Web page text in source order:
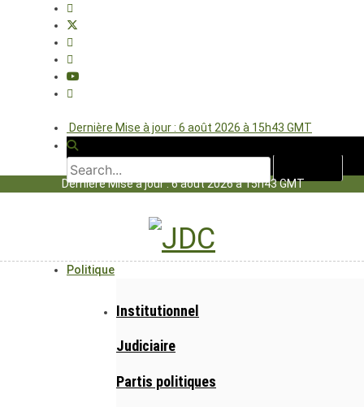
Dernière Mise à jour : 6 août 2026 à 15h43 GMT
Dernière Mise à jour : 6 août 2026 à 15h43 GMT
Politique
Institutionnel
Judiciaire
Partis politiques